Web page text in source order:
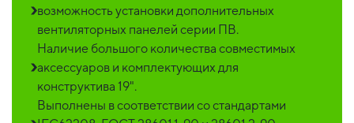
возможность установки дополнительных
вентиляторных панелей серии ПВ.
Наличие большого количества совместимых
аксессуаров и комплектующих для
конструктива 19".
Выполнены в соответствии со стандартами